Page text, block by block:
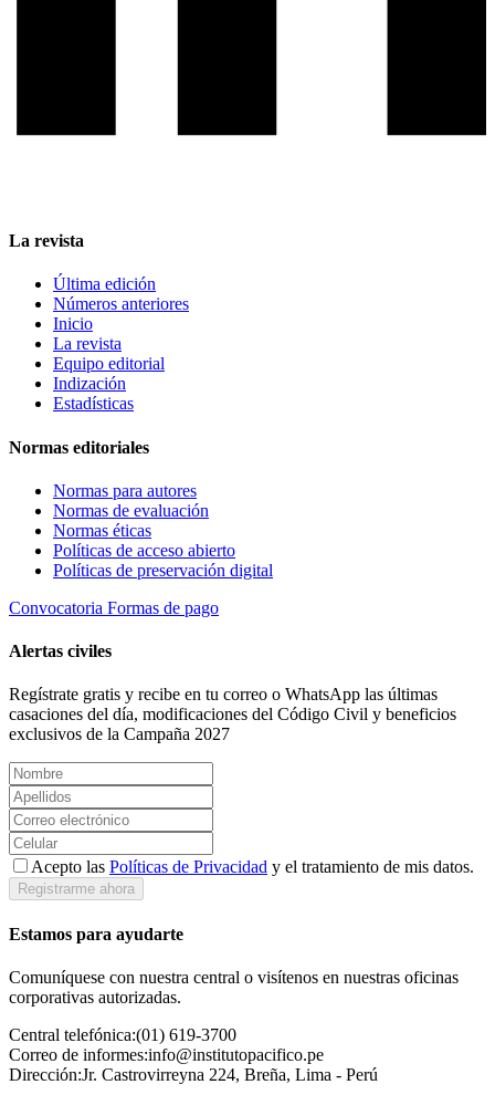
La revista
Última edición
Números anteriores
Inicio
La revista
Equipo editorial
Indización
Estadísticas
Normas editoriales
Normas para autores
Normas de evaluación
Normas éticas
Políticas de acceso abierto
Políticas de preservación digital
Convocatoria Formas de pago
Alertas civiles
Regístrate gratis y recibe en tu correo o WhatsApp las últimas
casaciones del día, modificaciones del Código Civil y beneficios
exclusivos de la Campaña 2027
Acepto las Políticas de Privacidad y el tratamiento de mis datos.
Registrarme ahora
Estamos para ayudarte
Comuníquese con nuestra central o visítenos en nuestras oficinas
corporativas autorizadas.
Central telefónica:(01) 619-3700
Correo de informes:info@institutopacifico.pe
Dirección:Jr. Castrovirreyna 224, Breña, Lima - Perú